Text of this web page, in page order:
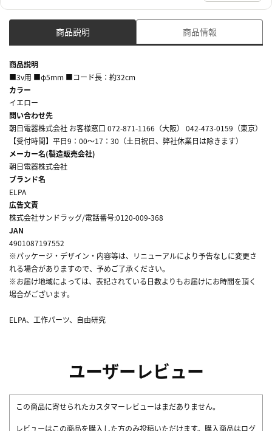
商品説明 商品情報
商品説明
■3v用 ■φ5mm ■コード長：約32cm
カラー
イエロー
問い合わせ先
朝日電器株式会社 お客様窓口 072-871-1166（大阪） 042-473-0159（東京）
【受付時間】平日9：00～17：30（土日祝日、弊社休業日は除きます）
メーカー名(製造販売会社)
朝日電器株式会社
ブランド名
ELPA
広告文責
株式会社サンドラッグ/電話番号:0120-009-368
JAN
4901087197552
※パッケージ・デザイン・内容等は、リニューアルにより予告なしに変更さ
れる場合がありますので、予めご了承ください。
※お届け地域によっては、表記されている日数よりもお届けにお時間を頂く
場合がございます。
ELPA、工作パーツ、自由研究
ユーザーレビュー
この商品に寄せられたカスタマーレビューはまだありません。
レビューはこの商品を購入した方のみ投稿いただけます。購入商品はログ